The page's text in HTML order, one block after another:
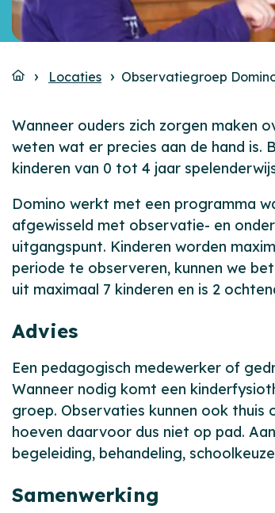
Locaties Observatiegroep
Wanneer ouders zich zorgen maken
weten wat er precies aan de hand
kinderen van 0 tot 4 jaar
Domino werkt met een programma
afgewisseld met observatie- en
uitgangspunt. Kinderen worden
periode te observeren, kunnen we
uit maximaal 7 kinderen en is 2
Advies
Een pedagogisch medewerker of
Wanneer nodig komt een
groep. Observaties kunnen ook thuis
hoeven daarvoor dus niet op pad.
begeleiding, behandeling,
Samenwerking